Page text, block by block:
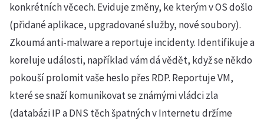
konkrétních věcech. Eviduje změny, ke kterým v OS došlo
(přidané aplikace, upgradované služby, nové soubory).
Zkoumá anti-malware a reportuje incidenty. Identifikuje a
koreluje události, například vám dá vědět, když se někdo
pokouší prolomit vaše heslo přes RDP. Reportuje VM,
které se snaží komunikovat se známými vládci zla
(databázi IP a DNS těch špatných v Internetu držíme